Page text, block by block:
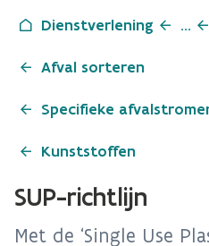
Dienstverlening ...
Afval sorteren
Specifieke
Kunststoffen
SUP-richtlijn
Met de ‘Single Use